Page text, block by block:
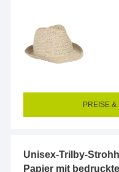
PREISE
Unisex-Trilby-
Papier mit